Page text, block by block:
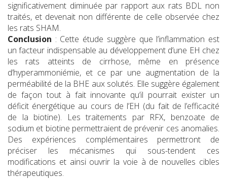
significativement diminuée par rapport aux rats BDL non
traités, et devenait non différente de celle observée chez
les rats SHAM.
Conclusion : Cette étude suggère que l’inflammation est
un facteur indispensable au développement d’une EH chez
les rats atteints de cirrhose, même en présence
d’hyperammoniémie, et ce par une augmentation de la
perméabilité de la BHE aux solutés. Elle suggère également
de façon tout à fait innovante qu’il pourrait exister un
déficit énergétique au cours de l’EH (du fait de l’efficacité
de la biotine). Les traitements par RFX, benzoate de
sodium et biotine permettraient de prévenir ces anomalies.
Des expériences complémentaires permettront de
préciser les mécanismes qui sous-tendent ces
modifications et ainsi ouvrir la voie à de nouvelles cibles
thérapeutiques.